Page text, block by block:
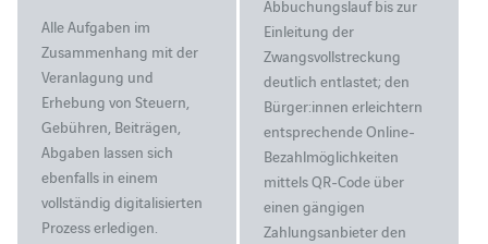
Abbuchungslauf bis zur
Einleitung der
Zwangsvollstreckung
deutlich entlastet; den
Bürger:innen erleichtern
entsprechende Online-
Bezahlmöglichkeiten
mittels QR-Code über
einen gängigen
Zahlungsanbieter den
Alle Aufgaben im
Zusammenhang mit der
Veranlagung und
Erhebung von Steuern,
Gebühren, Beiträgen,
Abgaben lassen sich
ebenfalls in einem
vollständig digitalisierten
Prozess erledigen.